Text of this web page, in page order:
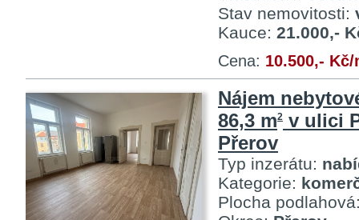
Stav nemovitosti:
Kauce: 21.000,-
Cena: 10.500,-
Nájem
86,3 m2 v ulici
Přerov
Typ inzerátu:
Kategorie:
Plocha